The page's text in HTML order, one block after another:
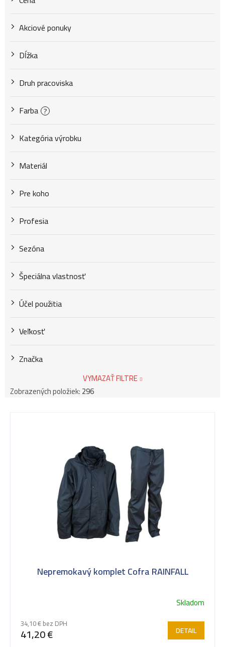
o
d
u
k
o
v
Akciové ponuky
Dĺžka
Druh pracoviska
Farba ?
Kategória výrobku
Materiál
Pre koho
Profesia
Sezóna
Špeciálna vlastnosť
Účel použitia
Veľkosť
Značka
VYMAZAŤ FILTRE
Zobrazených položiek:296
Nepremokavý komplet Cofra RAINFALL
Skladom
34,10 € bez DPH
41,20 € DETAIL